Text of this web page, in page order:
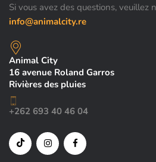
Si vous avez des questions, veuillez
info@animalcity.re
Animal City
16 avenue Roland Garros
Rivières des pluies
+262 693 40 46 04